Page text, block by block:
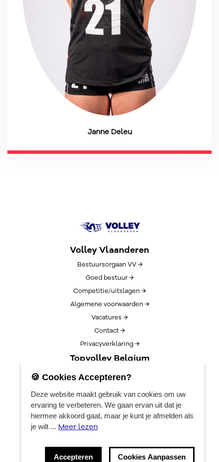
Janne Deleu
Volley Vlaanderen
Bestuursorgaan VV →
Goed bestuur →
Competitie/uitslagen →
Algemene voorwaarden →
Vacatures →
Contact →
Privacyverklaring →
Topvolley Belgium
Over TopVolleyBelgium →
Lotto Cup Finals →
EuroVolleyCenter
Boekingen →
🍪 Cookies Accepteren?
Deze website maakt gebruik van cookies om uw
ervaring te verbeteren. We gaan ervan uit dat je
hiermee akkoord gaat, maar je kunt je afmelden als
je wilt ... Meer lezen
Accepteren Cookies Aanpassen